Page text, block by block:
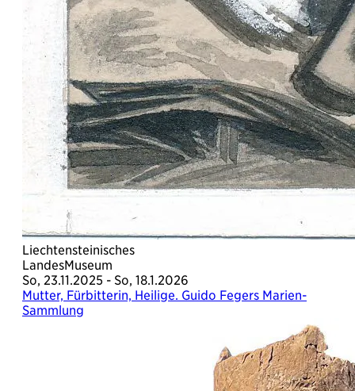
Liechtensteinisches
LandesMuseum
So, 23.11.2025 - So, 18.1.2026
Mutter, Fürbitterin, Heilige. Guido Fegers Marien-
Sammlung